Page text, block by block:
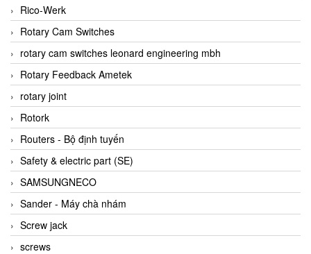
Bopp & Reuther Messtechnik
Bosch
Boydcorp
BRAUN Vietnam
Brinkmann Pumpen
BRONKHORST
Brook Instrument
Brooks Instrument Vietnam
Buhler
BURLING INSTRUMENTS
Burster
BUSCHJOST
Rico-Werk
Rotary Cam Switches
rotary cam switches leonard engineering mbh
Rotary Feedback Ametek
rotary joint
Rotork
Routers - Bộ định tuyến
Safety & electric part (SE)
SAMSUNGNECO
Sander - Máy chà nhám
Screw jack
screws